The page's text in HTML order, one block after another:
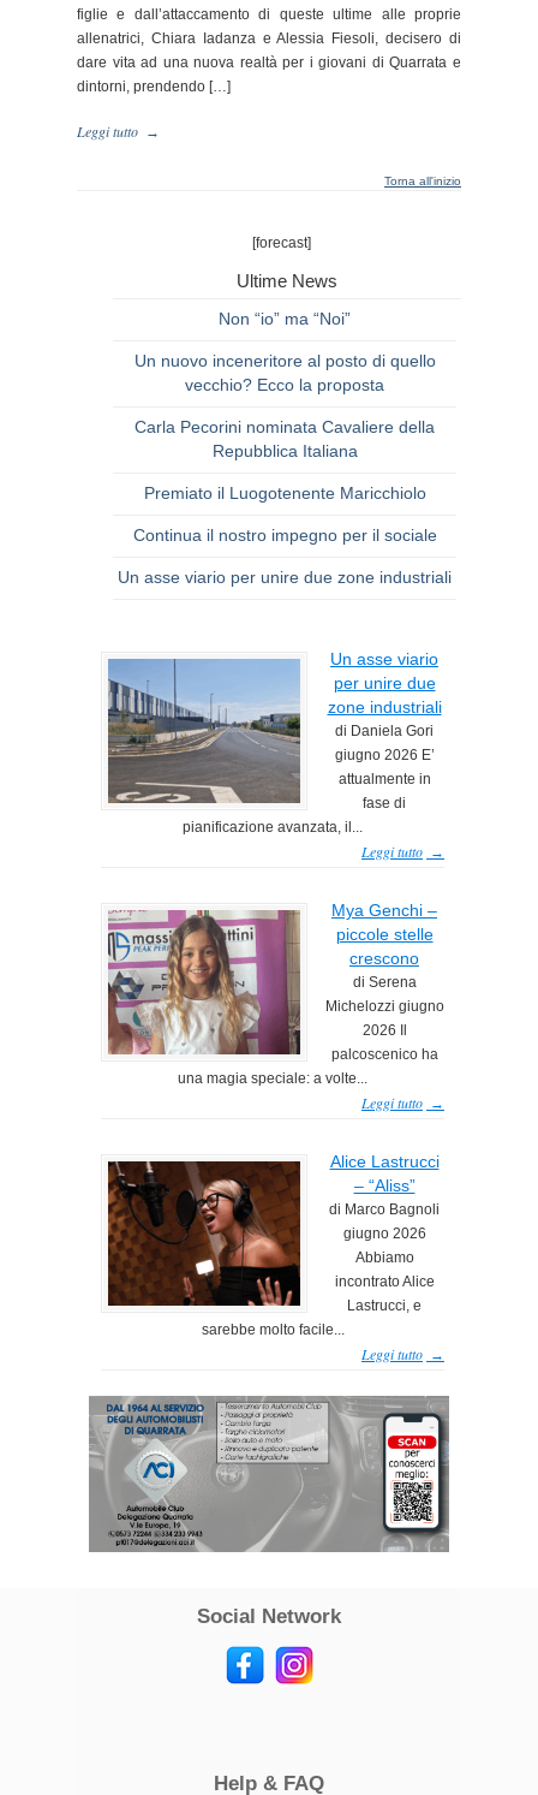
figlie e dall’attaccamento di queste ultime alle proprie
allenatrici, Chiara Iadanza e Alessia Fiesoli, decisero di
dare vita ad una nuova realtà per i giovani di Quarrata e
dintorni, prendendo […]
Leggi tutto →
Torna all'inizio
[forecast]
Ultime News
Non “io” ma “Noi”
Un nuovo inceneritore al posto di quello
vecchio? Ecco la proposta
Carla Pecorini nominata Cavaliere della
Repubblica Italiana
Premiato il Luogotenente Maricchiolo
Continua il nostro impegno per il sociale
Un asse viario per unire due zone industriali
Un asse viario
per unire due
zone industriali
di Daniela Gori
giugno 2026 E’
attualmente in
fase di
pianificazione avanzata, il...
Leggi tutto →
Mya Genchi –
piccole stelle
crescono
di Serena
Michelozzi giugno
2026 Il
palcoscenico ha
una magia speciale: a volte...
Leggi tutto →
Alice Lastrucci
– “Aliss”
di Marco Bagnoli
giugno 2026
Abbiamo
incontrato Alice
Lastrucci, e
sarebbe molto facile...
Leggi tutto →
Social Network
Help & FAQ